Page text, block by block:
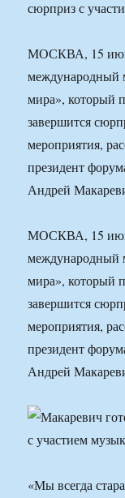
МОСКВА, 15
международный
мира», который
завершится
мероприятия,
президент
Андрей
МОСКВА, 15
международный
мира», который
завершится
мероприятия,
президент
Андрей
«Мы всегда